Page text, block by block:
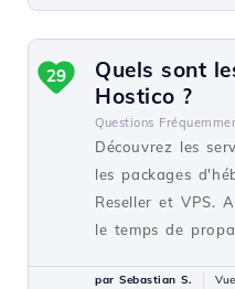
Quels sont
Hostico ?
Questions
Découvrez les
les packages
Reseller et VPS.
le temps de
29
par Sebastian S.